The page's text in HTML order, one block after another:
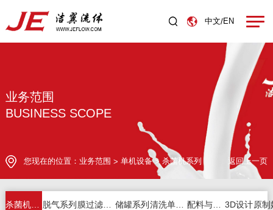
中文/EN
业务范围
BUSINESS SCOPE
您现在的位置：业务范围 >单机设备>杀菌机系列 返回上一页
杀菌机系列 脱气系列 储罐系列 清洗单元系列 3D设计